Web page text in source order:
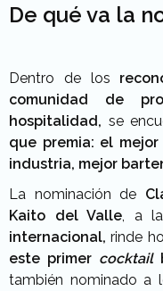
De qué va la
Dentro de los
comunidad de
hospitalidad, se
que premia: el
industria, mejor
La nominación de
Kaito del Valle , a
internacional, rinde
este primer cocktail
también nominado a